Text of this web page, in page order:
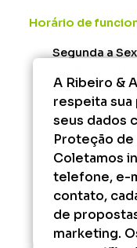
Horário de
Segunda a
das 9h às 17h.
Fora desse
podem ser
A Ribeiro &
respeita
seus dados
Proteção de
Coletamos
telefone, e-
contato,
de
marketing.